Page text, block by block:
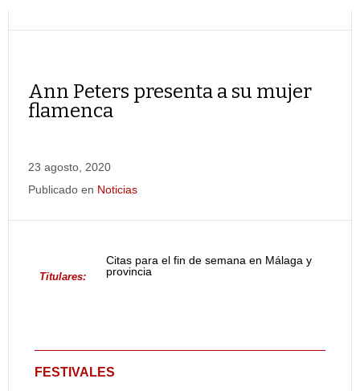
Ann Peters presenta a su mujer
flamenca
23 agosto, 2020
Publicado en Noticias
Titulares:
Citas para el fin de semana en Málaga y
provincia
FESTIVALES